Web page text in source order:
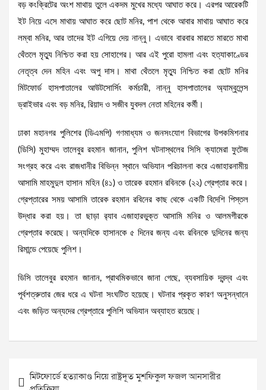
বড় কংক্রিটের অংশ মাথায় তুলে একদম মুখের মধ্যে আঘাত করে। এরপর আরেকটি
ইট নিয়ে এসে মাথায় আঘাত করে ছোট মনির, পাশ থেকে আবার মাথায় আঘাত করে
লম্বা মনির, আর তাদের ইট এগিয়ে দেয় নান্নু। এভাবে বারবার মারতে মারতে মাথা
থেঁতলে মৃত্যু নিশ্চিত করা হয় সোহাগের। আর এই পুরো হামলা এবং হত্যাকাণ্ডের
নেতৃত্ব দেন মহিন এবং অপু দাস। মাথা থেঁতলে মৃত্যু নিশ্চিত করা ছোট মনির
মিটফোর্ড হাসপাতালের আউটসোর্সিং কর্মচারী, নান্নু হাসপাতালের অ্যাম্বুলেন্স
ড্রাইভার এবং বড় মনির, রিয়াদ ও সজীব যুবদল নেতা মহিনের কর্মী।
ঢাকা মহানগর পুলিশের (ডিএমপি) গণমাধ্যম ও জনসংযোগ বিভাগের উপকমিশনার
(ডিসি) মুহাম্মদ তালেবুর রহমান জানান, পুলিশ ঘটনাস্থলের সিসি ক্যামেরা ফুটেজ
সংগ্রহ করে এবং রাজধানীর বিভিন্ন স্থানে অভিযান পরিচালনা করে এজাহারনামীয়
আসামি মাহমুদুল হাসান মহিন (৪১) ও তারেক রহমান রবিনকে (২২) গ্রেপ্তার করে।
গ্রেপ্তারের সময় আসামি তারেক রহমান রবিনের কাছ থেকে একটি বিদেশি পিস্তল
উদ্ধার করা হয়। তা ছাড়া র‌্যাব এজাহারভুক্ত আসামি মনির ও আলমগীরকে
গ্রেপ্তার করেছে। অন্যদিকে হাসানকে ৫ দিনের জন্য এবং রবিনকে দুদিনের জন্য
রিমান্ডে পেয়েছে পুলিশ।
ডিসি তালেবুর রহমান জানান, প্রাথমিকভাবে জানা গেছে, ব্যবসায়িক দ্বন্দ্ব এবং
পূর্বশত্রুতার জের ধরে এ ঘটনা সংঘটিত হয়েছে। ঘটনার প্রকৃত কারণ অনুসন্ধানে
এবং জড়িত অন্যদের গ্রেপ্তারে পুলিশি অভিযান অব্যাহত রয়েছে।
Postমিটফোর্ডে হত্যাকাণ্ড নিয়ে রাষ্ট্রদূত মুশফিকুল ফজল আনসারীর